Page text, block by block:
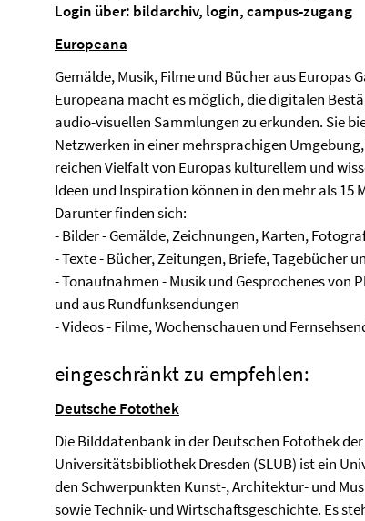
Login über: bildarchiv, login, campus-zugang
Europeana
Gemälde, Musik, Filme und Bücher aus Europas
Europeana macht es möglich, die digitalen
audio-visuellen Sammlungen zu erkunden. Sie
Netzwerken in einer mehrsprachigen
reichen Vielfalt von Europas kulturellem und
Ideen und Inspiration können in den mehr als
Darunter finden sich:
- Bilder - Gemälde, Zeichnungen, Karten,
- Texte - Bücher, Zeitungen, Briefe, Tagebücher
- Tonaufnahmen - Musik und Gesprochenes
und aus Rundfunksendungen
- Videos - Filme, Wochenschauen und
eingeschränkt zu empfehlen:
Deutsche Fotothek
Die Bilddatenbank in der Deutschen Fotothek
Universitätsbibliothek Dresden (SLUB) ist ein
den Schwerpunkten Kunst-, Architektur- und
sowie Technik- und Wirtschaftsgeschichte. Es